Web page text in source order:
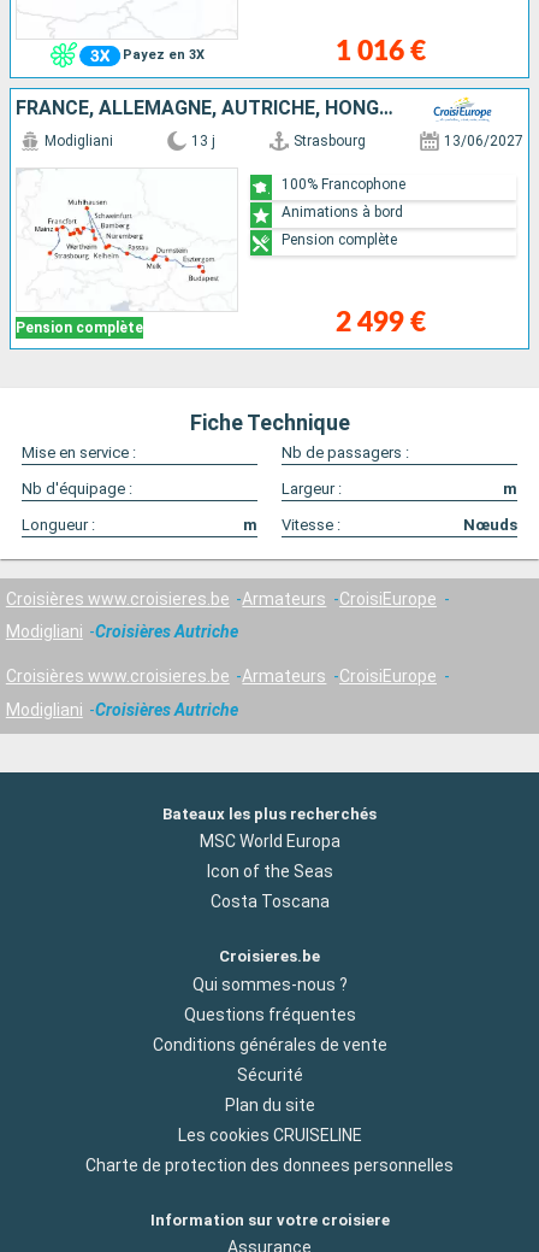
Payez en 3X 1 016 €
FRANCE, ALLEMAGNE, AUTRICHE, HONGRIE
Pension complète
Modigliani 13 j Strasbourg 13/06/2027
2 499 €
100% Francophone
Animations à bord
Pension complète
Fiche Technique
Mise en service :
Nb de passagers :
Nb d'équipage :
Largeur :
m
Longueur :
m Vitesse : Nœuds
Croisières www.croisieres.be Armateurs
CroisiEurope
Modigliani
Croisières Autriche
Croisières www.croisieres.be Armateurs
CroisiEurope
Modigliani
Croisières Autriche
Bateaux les plus recherchés
MSC World Europa
Icon of the Seas
Costa Toscana
Croisieres.be
Qui sommes-nous ?
Questions fréquentes
Conditions générales de vente
Sécurité
Plan du site
Les cookies CRUISELINE
Charte de protection des donnees personnelles
Information sur votre croisiere
Assurance